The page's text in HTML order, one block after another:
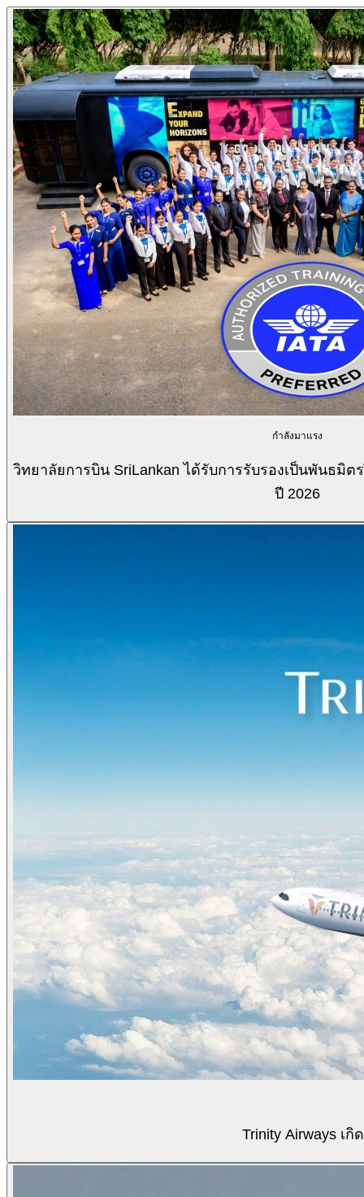
กำลังมาแรง
วิทยาลัยการบิน SriLankan ได้รับการรับรองเป็นพันธมิ
ปี 2026
Trinity Airways เ